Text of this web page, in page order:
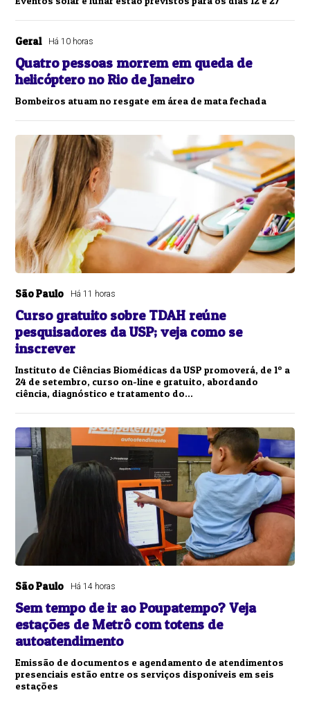
Geral Há 10 horas
Quatro pessoas morrem em queda de
helicóptero no Rio de Janeiro
Bombeiros atuam no resgate em área de mata fechada
São Paulo Há 11 horas
Curso gratuito sobre TDAH reúne
pesquisadores da USP; veja como se
inscrever
Instituto de Ciências Biomédicas da USP promoverá, de 1º a
24 de setembro, curso on-line e gratuito, abordando
ciência, diagnóstico e tratamento do...
São Paulo Há 14 horas
Sem tempo de ir ao Poupatempo? Veja
estações de Metrô com totens de
autoatendimento
Emissão de documentos e agendamento de atendimentos
presenciais estão entre os serviços disponíveis em seis
estações